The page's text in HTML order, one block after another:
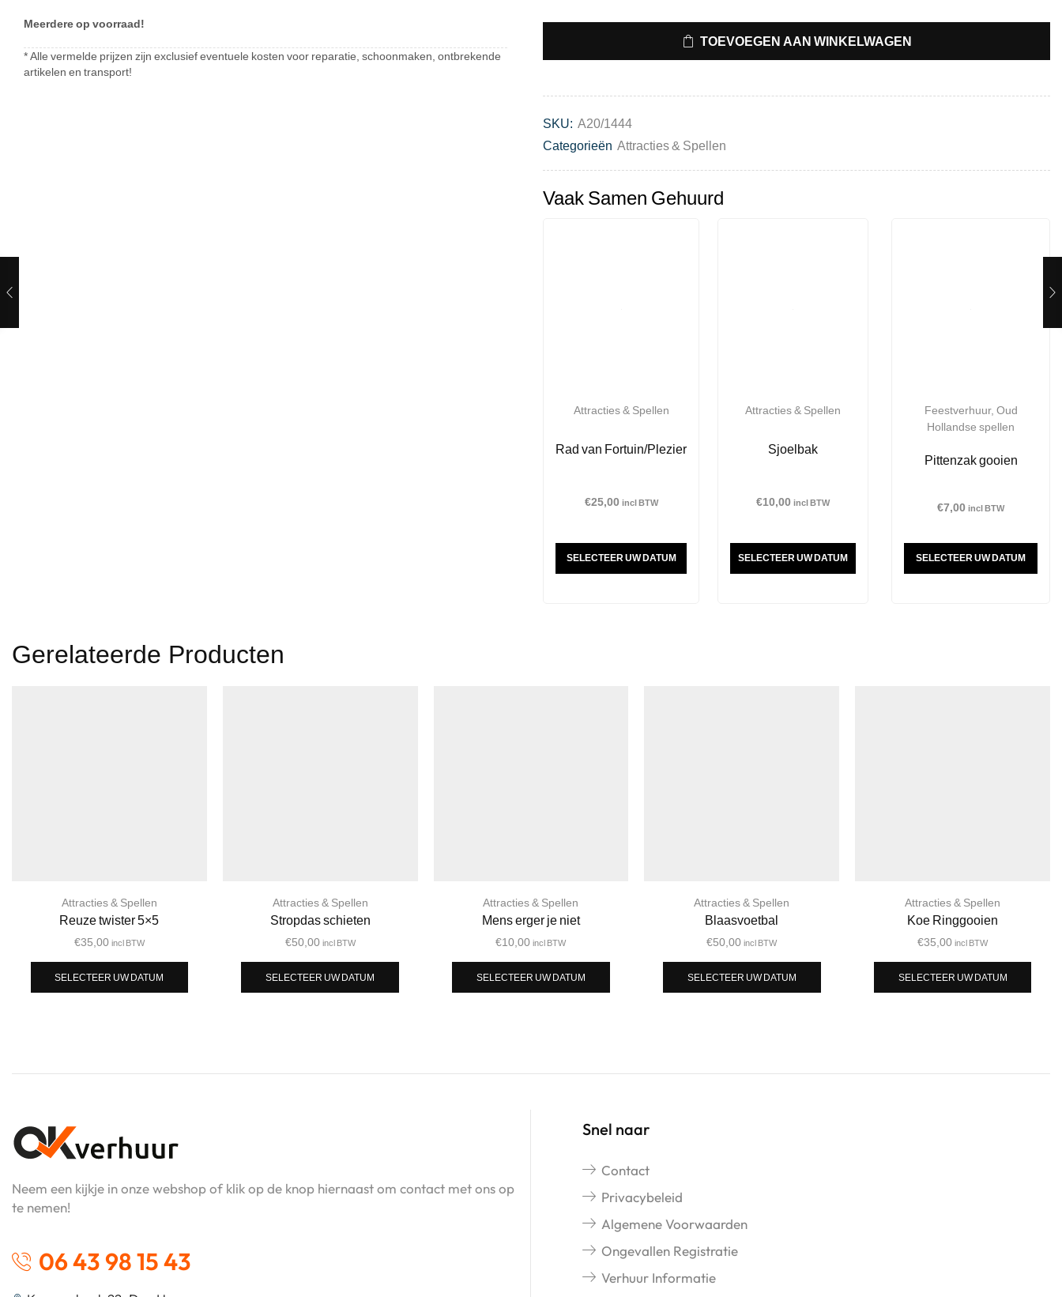
Meerdere op voorraad!
* Alle vermelde prijzen zijn exclusief eventuele kosten voor reparatie, schoonmaken, ontbrekende
artikelen en transport!
TOEVOEGEN AAN WINKELWAGEN
SKU: A20/1444
Categorieën Attracties & Spellen
Vaak Samen Gehuurd
Attracties & Spellen
Rad van Fortuin/Plezier
€25,00 incl BTW
SELECTEER UW DATUM
Attracties & Spellen
Sjoelbak
€10,00 incl BTW
SELECTEER UW DATUM
Feestverhuur, Oud
Hollandse spellen
Pittenzak gooien
€7,00 incl BTW
SELECTEER UW DATUM
Gerelateerde Producten
Attracties & Spellen
Reuze twister 5×5
€35,00 incl BTW
SELECTEER UW DATUM
Attracties & Spellen
Stropdas schieten
€50,00 incl BTW
SELECTEER UW DATUM
Attracties & Spellen
Mens erger je niet
€10,00 incl BTW
SELECTEER UW DATUM
Attracties & Spellen
Blaasvoetbal
€50,00 incl BTW
SELECTEER UW DATUM
Attracties & Spellen
Koe Ringgooien
€35,00 incl BTW
SELECTEER UW DATUM
Neem een kijkje in onze webshop of klik op de knop hiernaast om contact met ons op
te nemen!
06 43 98 15 43
Snel naar
Contact
Privacybeleid
Algemene Voorwaarden
Ongevallen Registratie
Verhuur Informatie